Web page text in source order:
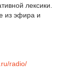
лексики.
из эфира и
radio/